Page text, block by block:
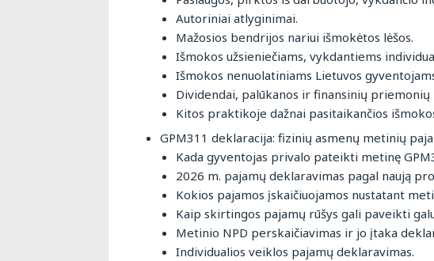
Autoriniai atlyginimai.
Mažosios bendrijos nariui išmokėtos lėšos.
Išmokos užsieniečiams, vykdantiems
Išmokos nenuolatiniams Lietuvos
Dividendai, palūkanos ir finansinių priemonių
Kitos praktikoje dažnai pasitaikančios
GPM311 deklaracija: fizinių asmenų metinių
Kada gyventojas privalo pateikti metinę
2026 m. pajamų deklaravimas pagal naują
Kokios pajamos įskaičiuojamos nustatant
Kaip skirtingos pajamų rūšys gali paveikti
Metinio NPD perskaičiavimas ir jo įtaka
Individualios veiklos pajamų deklaravimas.